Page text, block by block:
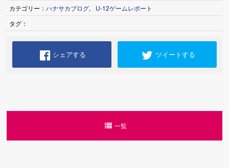
カテゴリー：ハナサカブログ,
U-12ゲームレポート
タグ：
シェアする ツイートする
一覧